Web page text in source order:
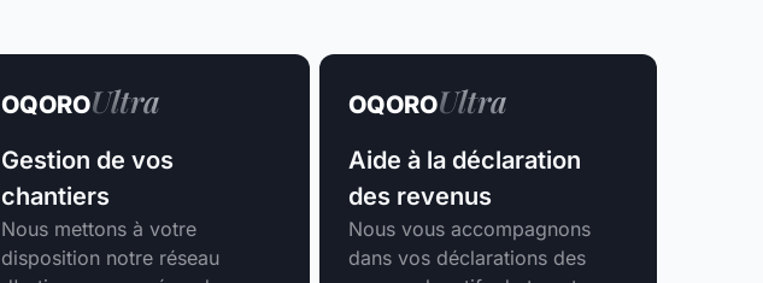
OQOROUltra
Gestion de vos
chantiers
Nous mettons à votre
disposition notre réseau
OQOROUltra
Aide à la déclaration
des revenus
Nous vous accompagnons
dans vos déclarations des